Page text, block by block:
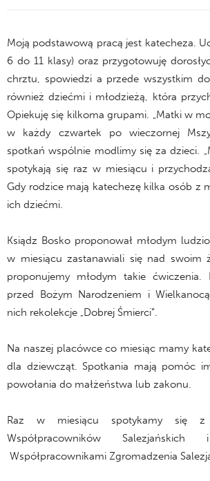
Moją podstawową pracą jest katecheza.
6 do 11 klasy) oraz przygotowuję
chrztu, spowiedzi a przede wszystkim
również dziećmi i młodzieżą, która
Opiekuję się kilkoma grupami. „Matki w
w każdy czwartek po wieczornej
spotkań wspólnie modlimy się za dzieci.
spotykają się raz w miesiącu i
Gdy rodzice mają katechezę kilka osób z
ich dziećmi.
Ksiądz Bosko proponował młodym
w miesiącu zastanawiali się nad swoim
proponujemy młodym takie
przed Bożym Narodzeniem i
nich rekolekcje „Dobrej Śmierci”.
Na naszej placówce co miesiąc mamy
dla dziewcząt. Spotkania mają pomóc
powołania do małżeństwa lub zakonu.
Raz w miesiącu spotykamy się z
Współpracowników
Współpracownikami Zgromadzenia